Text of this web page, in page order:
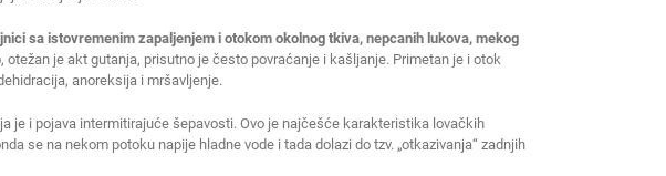
sa istovremenim zapaljenjem i otokom okolnog tkiva, nepcanih lukova, mekog
otežan je akt gutanja, prisutno je često povraćanje i kašljanje. Primetan je i otok
anoreksija i mršavljenje.
je i pojava intermitirajuće šepavosti. Ovo je najčešće karakteristika lovačkih
se na nekom potoku napije hladne vode i tada dolazi do tzv. „otkazivanja“ zadnjih